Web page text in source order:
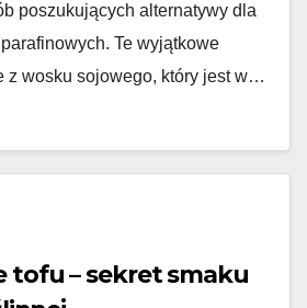
poszukujących alternatywy dla
Te wyjątkowe
z wosku sojowego, który jest w…
tofu – sekret smaku